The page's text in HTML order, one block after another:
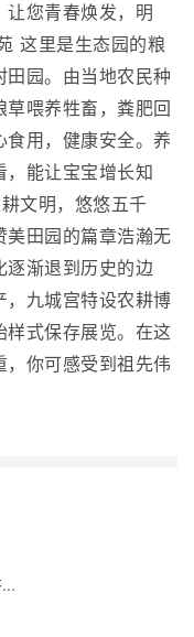
您青春焕发，明
这里是生态园的粮
园。由当地农民种
喂养牲畜，粪肥回
用，健康安全。养
，能让宝宝增长知
文明，悠悠五千
田园的篇章浩瀚无
逐渐退到历史的边
九城宫特设农耕博
式保存展览。在这
，你可感受到祖先伟